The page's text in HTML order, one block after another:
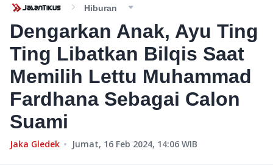
Hiburan
Dengarkan Anak, Ayu Ting
Ting Libatkan Bilqis Saat
Memilih Lettu Muhammad
Fardhana Sebagai Calon
Suami
Jaka Gledek Jumat, 16 Feb 2024, 14:06 WIB